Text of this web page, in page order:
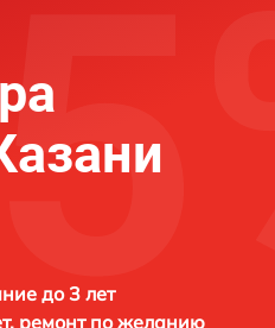
до 3 лет
ремонт по желанию